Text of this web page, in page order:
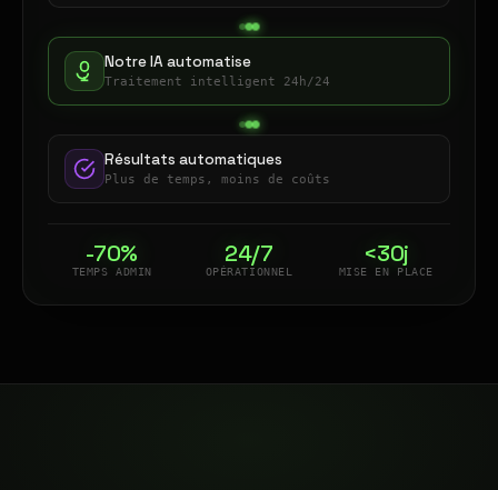
Notre IA automatise
Traitement intelligent 24h/24
Résultats automatiques
Plus de temps, moins de coûts
-70%
TEMPS ADMIN
24/7
OPÉRATIONNEL
<30j
MISE EN PLACE